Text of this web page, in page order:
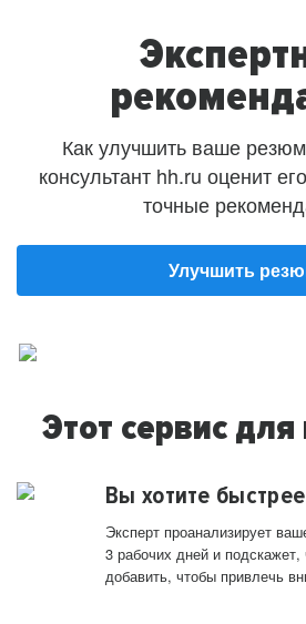
Как улучшить ваше
консультант hh.ru оценит
точные
Улучшить
Этот сервис для
Вы хотите
Эксперт проанализирует
3 рабочих дней и
добавить, чтобы привлечь